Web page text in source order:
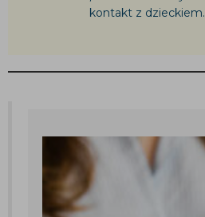
kontakt z dzieckiem.